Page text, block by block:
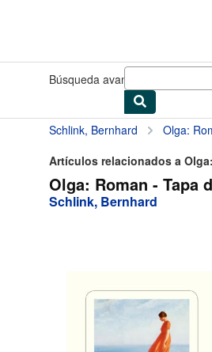
Búsqueda avanzada
Schlink, Bernhard Olga:
Artículos relacionados a
Olga: Roman - Tapa
Schlink, Bernhard